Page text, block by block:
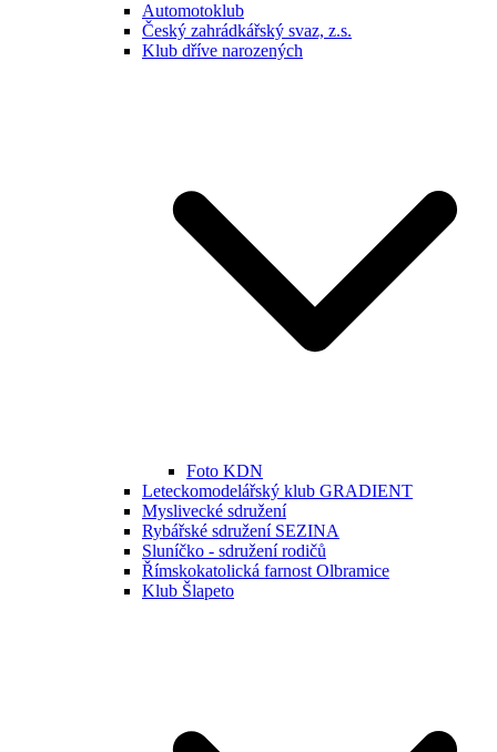
Automotoklub
Český zahrádkářský svaz, z.s.
Klub dříve narozených
Foto KDN
Leteckomodelářský klub GRADIENT
Myslivecké sdružení
Rybářské sdružení SEZINA
Sluníčko - sdružení rodičů
Římskokatolická farnost Olbramice
Klub Šlapeto